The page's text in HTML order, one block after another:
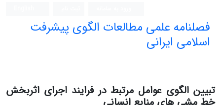
فصلنامه علمی مطالعات الگوی پیشرفت
اسلامی ایرانی
تبیین الگوی عوامل مرتبط در فرایند اجرای اثربخش